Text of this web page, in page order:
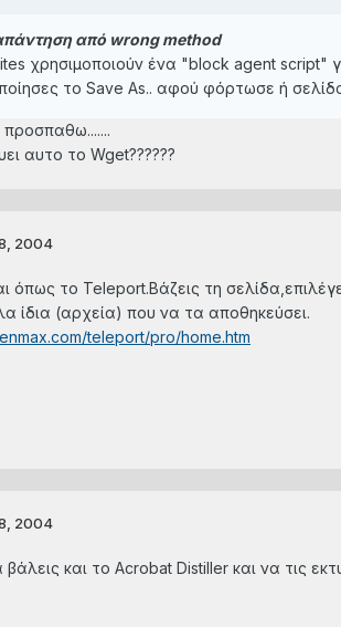
από wrong method
χρησιμοποιούν ένα "block agent script"
το Save As.. αφού φόρτωσε ή
αυτο το Wget??????
2004
όπως το Teleport.Βάζεις τη
ίδια (αρχεία) που να τα αποθηκεύσει.
teleport/pro/home.htm
2004
και το Acrobat Distiller και να τις